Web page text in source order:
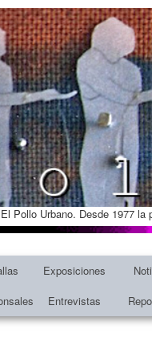
Pollo Urbano. Desde 1977
Exposiciones
Entrevistas